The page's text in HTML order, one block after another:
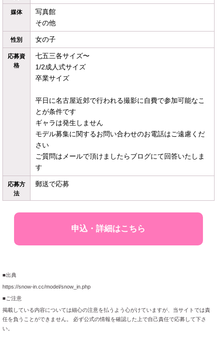
媒体
写真館
その他
性別 女の子
応募資
格
七五三各サイズ〜
1/2成人式サイズ
卒業サイズ
平日に名古屋近郊で行われる撮影に自費で参加可能なこ
とが条件です
ギャラは発生しません
モデル募集に関するお問い合わせのお電話はご遠慮くだ
さい
ご質問はメールで頂けましたらブログにて回答いたしま
す
応募方
法
郵送で応募
申込・詳細はこちら
■出典
https://snow-in.cc/model/snow_in.php
■ご注意
掲載している内容については細心の注意を払うよう心がけていますが、当サイトでは責
任を負うことができません。 必ず公式の情報を確認した上で自己責任で応募して下さ
い。